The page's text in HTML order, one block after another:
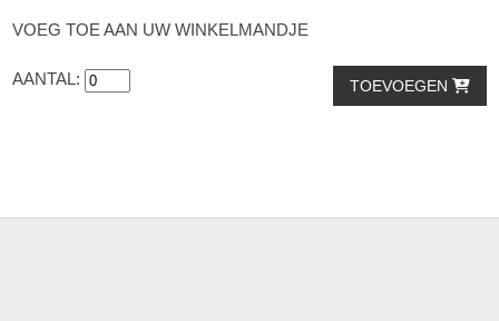
VOEG TOE AAN UW WINKELMANDJE
AANTAL: TOEVOEGEN